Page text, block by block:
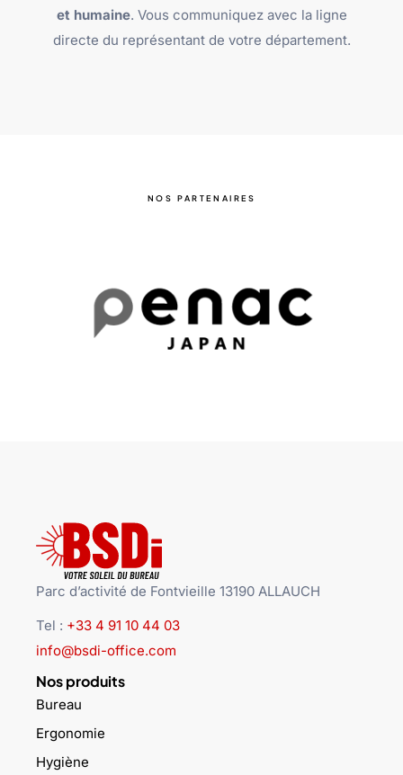
et humaine. Vous communiquez avec la ligne
directe du représentant de votre département.
NOS PARTENAIRES
Parc d’activité de Fontvieille 13190 ALLAUCH
Tel : +33 4 91 10 44 03
info@bsdi-office.com
Nos produits
Bureau
Ergonomie
Hygiène